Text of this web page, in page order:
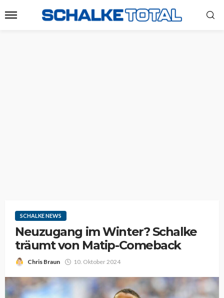
SCHALKE NEWS
Neuzugang im Winter? Schalke
träumt von Matip-Comeback
Chris Braun 10. Oktober 2024